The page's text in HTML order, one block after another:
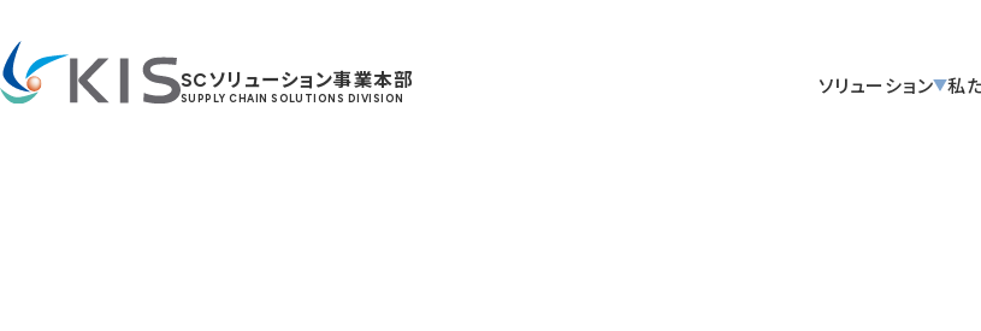
SCソリューション事業本部
SUPPLY CHAIN SOLUTIONS DIVISION
ソリューション 私